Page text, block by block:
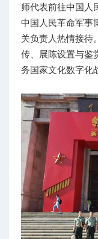
师代表前往中国人
中国人民革命军事
关负责人热情接待
传、展陈设置与鉴
务国家文化数字化